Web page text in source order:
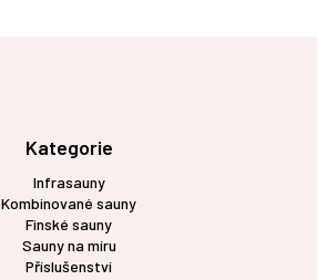
Kategorie
Infrasauny
Kombinované sauny
Finské sauny
Sauny na míru
Příslušenství